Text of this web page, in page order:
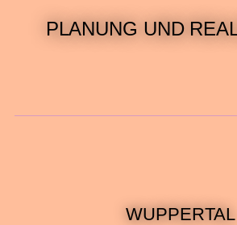
PLANUNG UND
WUPPERTAL